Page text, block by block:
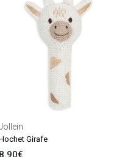
Girafe
8.90€